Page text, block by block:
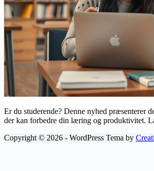
Er du studerende? Denne nyhed præsenterer
der kan forbedre din læring og produktivitet.
Copyright © 2026 - WordPress Tema by